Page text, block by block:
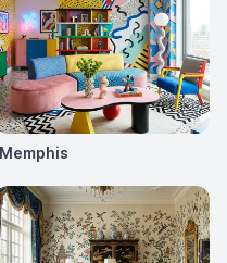
Memphis